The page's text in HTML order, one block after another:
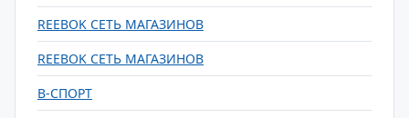
REEBOK СЕТЬ МАГАЗИНОВ
REEBOK СЕТЬ МАГАЗИНОВ
В-СПОРТ